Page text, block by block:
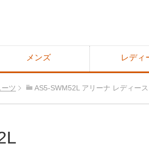
メンズ レディ
ーツ AS5-SWM52L アリーナ レディー